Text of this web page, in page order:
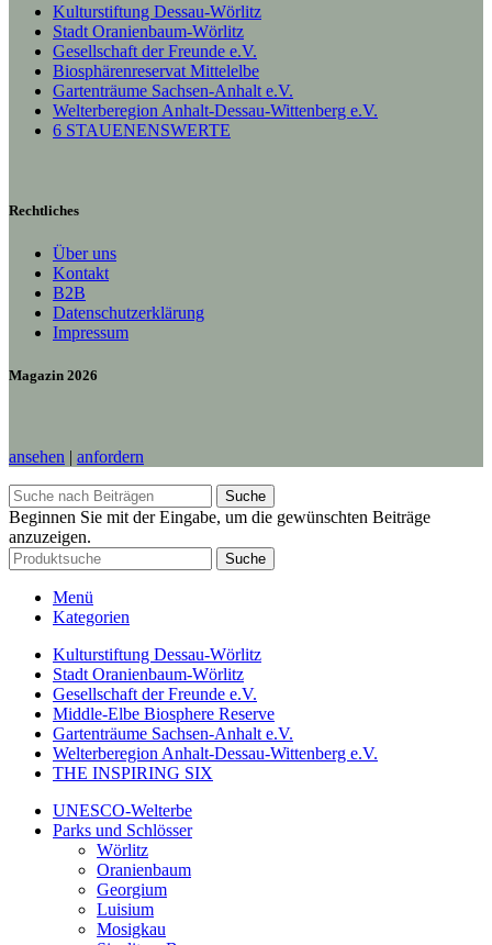
Kulturstiftung Dessau-Wörlitz
Stadt Oranienbaum-Wörlitz
Gesellschaft der Freunde e.V.
Biosphärenreservat Mittelelbe
Gartenträume Sachsen-Anhalt e.V.
Welterberegion Anhalt-Dessau-Wittenberg e.V.
6 STAUENENSWERTE
Rechtliches
Über uns
Kontakt
B2B
Datenschutzerklärung
Impressum
Magazin 2026
ansehen | anfordern
Suche
Beginnen Sie mit der Eingabe, um die gewünschten Beiträge
anzuzeigen.
Suche
Menü
Kategorien
Kulturstiftung Dessau-Wörlitz
Stadt Oranienbaum-Wörlitz
Gesellschaft der Freunde e.V.
Middle-Elbe Biosphere Reserve
Gartenträume Sachsen-Anhalt e.V.
Welterberegion Anhalt-Dessau-Wittenberg e.V.
THE INSPIRING SIX
UNESCO-Welterbe
Parks und Schlösser
Wörlitz
Oranienbaum
Georgium
Luisium
Mosigkau